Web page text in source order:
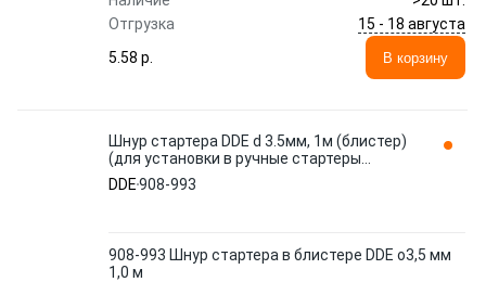
Отгрузка
15 - 18 августа
5.58 p.
В корзину
Шнур стартера DDE d 3.5мм, 1м (блистер)
(для установки в ручные стартеры
мототехники) 908-993
DDE908-993
908-993 Шнур стартера в блистере DDE o3,5 мм
1,0 м